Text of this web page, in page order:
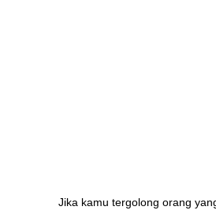
Jika kamu tergolong orang